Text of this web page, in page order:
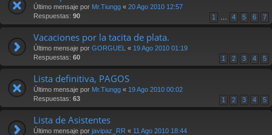
Último mensaje por Mr.Tiungg « 20 Ago 2010 12:57
Respuestas: 90 1 4 5 6 7
Vacaciones por la tacita de plata.
Último mensaje por GORGUEL « 19 Ago 2010 01:19
Respuestas: 60 1 2 3 4 5
Lista definitiva, PAGOS
Último mensaje por Mr.Tiungg « 19 Ago 2010 00:02
Respuestas: 63 1 2 3 4 5
Lista de Asistentes
Último mensaje por javipaz_RR « 11 Ago 2010 18:44